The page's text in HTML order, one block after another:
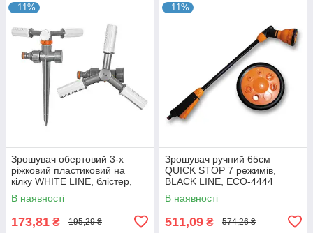
–11%
Зрошувач обертовий 3-х
ріжковий пластиковий на
кілку WHITE LINE, блістер,
WL-6107
В наявності
173,81 ₴ 195,29 ₴
–11%
Зрошувач ручний 65см
QUICK STOP 7 режимів,
BLACK LINE, ECO-4444
В наявності
511,09 ₴ 574,26 ₴